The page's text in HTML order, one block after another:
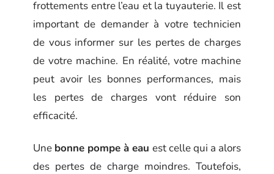
frottements entre l’eau et la tuyauterie. Il est
important de demander à votre technicien
de vous informer sur les pertes de charges
de votre machine. En réalité, votre machine
peut avoir les bonnes performances, mais
les pertes de charges vont réduire son
efficacité.
Une bonne pompe à eau est celle qui a alors
des pertes de charge moindres. Toutefois,